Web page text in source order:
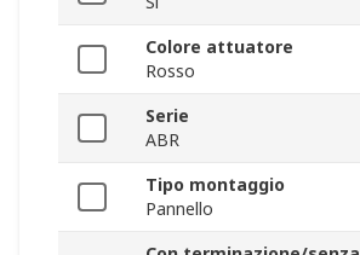
Colore attuatore
Rosso
Serie
ABR
Tipo montaggio
Pannello